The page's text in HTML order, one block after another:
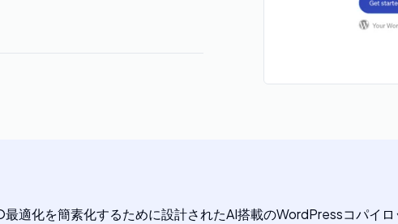
適化を簡素化するために設計されたAI搭載のWordPressコパイ